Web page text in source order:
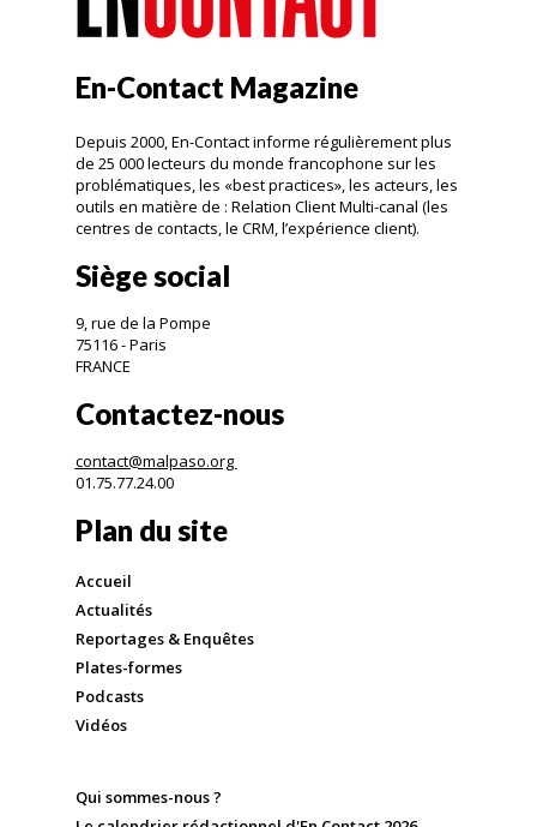
En-Contact Magazine
Depuis 2000, En-Contact informe régulièrement plus
de 25 000 lecteurs du monde francophone sur les
problématiques, les «best practices», les acteurs, les
outils en matière de : Relation Client Multi-canal (les
centres de contacts, le CRM, l’expérience client).
Siège social
9, rue de la Pompe
75116 - Paris
FRANCE
Contactez-nous
contact@malpaso.org
01.75.77.24.00
Plan du site
Accueil
Actualités
Reportages & Enquêtes
Plates-formes
Podcasts
Vidéos
Qui sommes-nous ?